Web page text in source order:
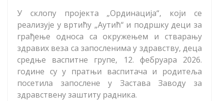
У склопу пројекта „Ординација“, који се
реализује у вртићу „Аутић“ и подршку деци за
грађење односа са окружењем и стварању
здравих веза са запосленима у здравству, деца
средње васпитне групе, 12. фебруара 2026.
године су у пратњи васпитача и родитеља
посетила запослене у Застава Заводу за
здравствену заштиту радника.